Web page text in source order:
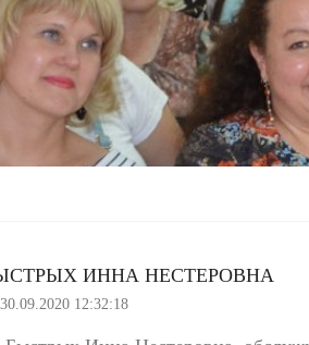
ИННА НЕСТЕРОВНА
30.09.2020 12:32:18